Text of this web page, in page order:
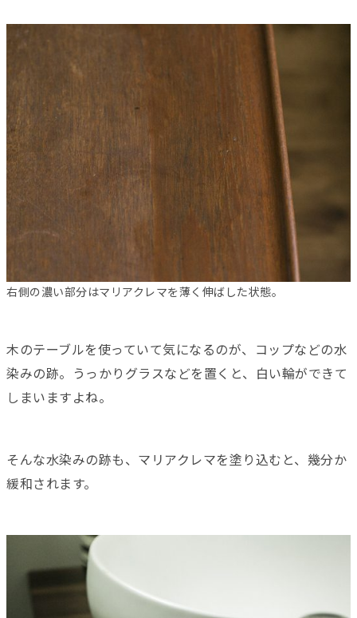
右側の濃い部分はマリアクレマを薄く伸ばした状態。
木のテーブルを使っていて気になるのが、コップなどの水
染みの跡。うっかりグラスなどを置くと、白い輪ができて
しまいますよね。
そんな水染みの跡も、マリアクレマを塗り込むと、幾分か
緩和されます。